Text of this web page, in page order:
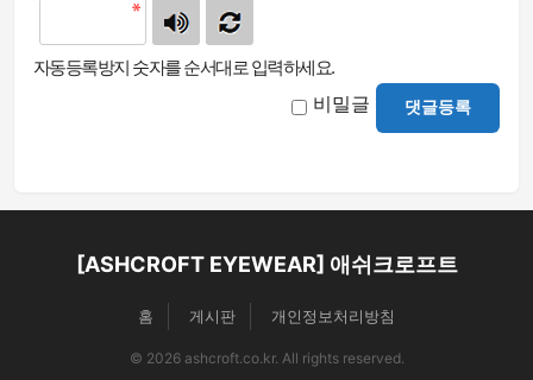
자동등록방지 숫자를 순서대로 입력하세요.
비밀글 댓글등록
[ASHCROFT EYEWEAR] 애쉬크로프트
홈 게시판 개인정보처리방침
© 2026 ashcroft.co.kr. All rights reserved.